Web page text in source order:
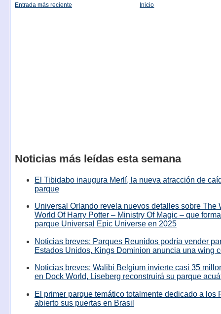
Entrada más reciente Inicio
Noticias más leídas esta semana
El Tibidabo inaugura Merlí, la nueva atracción de
parque
Universal Orlando revela nuevos detalles sobre The
World Of Harry Potter – Ministry Of Magic – que
parque Universal Epic Universe en 2025
Noticias breves: Parques Reunidos podría vender
Estados Unidos, Kings Dominion anuncia una wing
Noticias breves: Walibi Belgium invierte casi 35
en Dock World, Liseberg reconstruirá su parque
El primer parque temático totalmente dedicado a los
abierto sus puertas en Brasil